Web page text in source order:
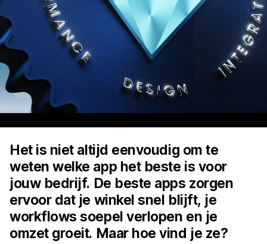
Het is niet altijd eenvoudig om te
weten welke app het beste is voor
jouw bedrijf. De beste apps zorgen
ervoor dat je winkel snel blijft, je
workflows soepel verlopen en je
omzet groeit. Maar hoe vind je ze?